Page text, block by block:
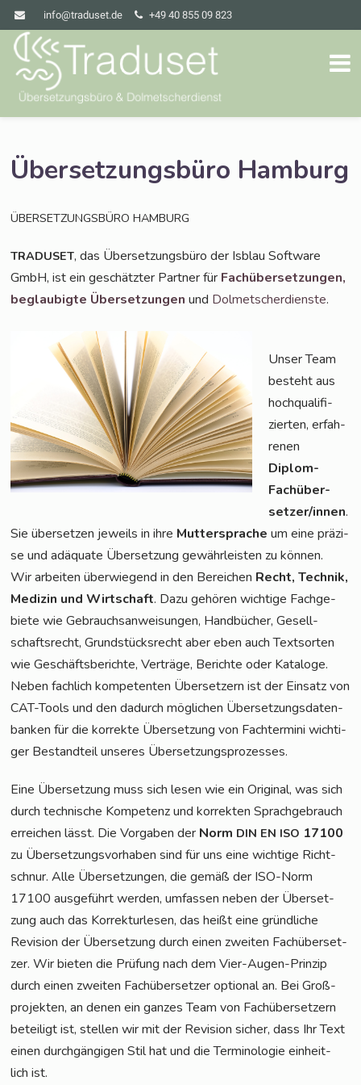
info@traduset.de +49 40 855 09 823
Übersetzungsbüro Hamburg
ÜBERSETZUNGSBÜRO HAMBURG
TRADUSET, das Über­set­zungs­bü­ro der Isblau Soft­ware
GmbH, ist ein geschätz­ter Part­ner für Fach­über­set­zun­gen,
beglau­big­te Über­set­zun­gen und Dol­met­scher­diens­te.
Unser Team
besteht aus
hoch­qua­li­fi­
zier­ten, erfah­
re­nen
Diplom-
Fach­über­
set­zer/in­nen.
Sie über­set­zen jeweils in ihre Mut­ter­spra­che um eine prä­zi­
se und adäqua­te Über­set­zung gewähr­leis­ten zu können.
Wir arbei­ten über­wie­gend in den Berei­chen Recht, Tech­nik,
Medi­zin und Wirt­schaft. Dazu gehö­ren wich­ti­ge Fach­ge­
bie­te wie Gebrauchs­an­wei­sun­gen, Hand­bü­cher, Gesell­
schafts­recht, Grund­stücks­recht aber eben auch Text­sor­ten
wie Geschäfts­be­rich­te, Ver­trä­ge, Berich­te oder Kata­lo­ge.
Neben fach­lich kom­pe­ten­ten Über­set­zern ist der Ein­satz von
CAT-Tools und den dadurch mög­li­chen Über­set­zungs­da­ten­
ban­ken für die kor­rek­te Über­set­zung von Fach­ter­mi­ni wich­ti­
ger Bestand­teil unse­res Übersetzungsprozesses.
Eine Über­set­zung muss sich lesen wie ein Ori­gi­nal, was sich
durch tech­ni­sche Kom­pe­tenz und kor­rek­ten Sprach­ge­brauch
errei­chen lässt. Die Vor­ga­ben der Norm DIN EN ISO 17100
zu Über­set­zungs­vor­ha­ben sind für uns eine wich­ti­ge Richt­
schnur. Alle Über­set­zun­gen, die gemäß der ISO-Norm
17100 aus­ge­führt wer­den, umfas­sen neben der Über­set­
zung auch das Kor­rek­tur­le­sen, das heißt eine gründ­li­che
Revi­si­on der Über­set­zung durch einen zwei­ten Fach­über­set­
zer. Wir bie­ten die Prü­fung nach dem Vier-Augen-Prin­zip
durch einen zwei­ten Fach­über­set­zer optio­nal an. Bei Groß­
pro­jek­ten, an denen ein gan­zes Team von Fach­über­set­zern
betei­ligt ist, stel­len wir mit der Revi­si­on sicher, dass Ihr Text
einen durch­gän­gi­gen Stil hat und die Ter­mi­no­lo­gie ein­heit­
lich ist.